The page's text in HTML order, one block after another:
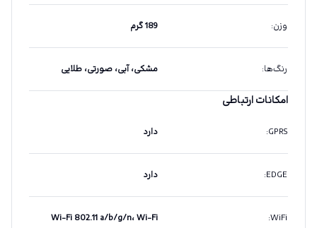
وزن: 189 گرم
رنگ‌ها: مشکی، آبی، صورتی، طلایی
امکانات ارتباطی
GPRS
: دارد
EDGE
: دارد
WiFi
:
Wi-Fi 802.11 a/b/g/n، Wi-Fi